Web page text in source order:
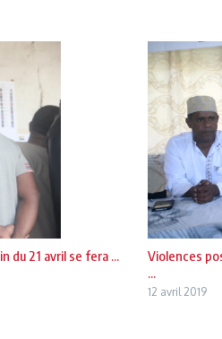
du 21 avril se fera ...
Violences
...
12 avril 2019